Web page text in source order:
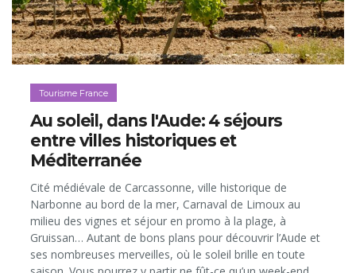
Tourisme France
Au soleil, dans l'Aude: 4 séjours
entre villes historiques et
Méditerranée
Cité médiévale de Carcassonne, ville historique de
Narbonne au bord de la mer, Carnaval de Limoux au
milieu des vignes et séjour en promo à la plage, à
Gruissan… Autant de bons plans pour découvrir l’Aude et
ses nombreuses merveilles, où le soleil brille en toute